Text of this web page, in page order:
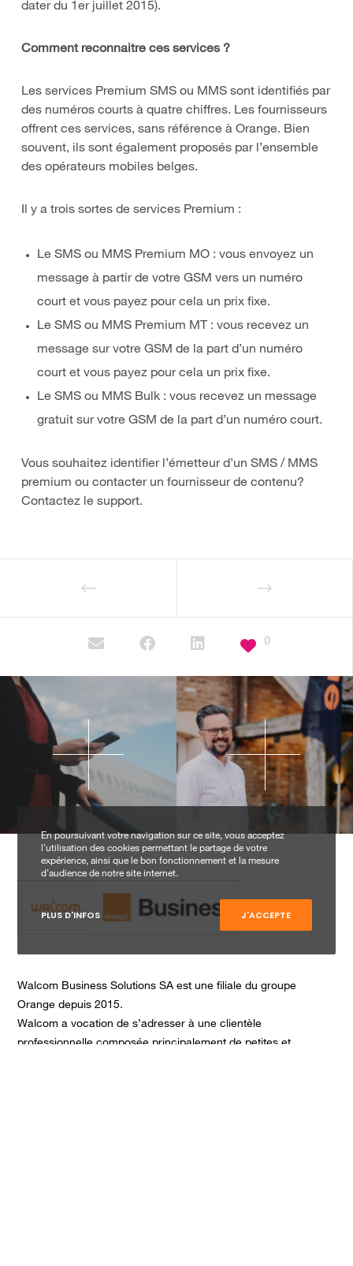
dater du 1er juillet 2015).
Comment reconnaitre ces services ?
Les services Premium SMS ou MMS sont identifiés par
des numéros courts à quatre chiffres. Les fournisseurs
offrent ces services, sans référence à Orange. Bien
souvent, ils sont également proposés par l’ensemble
des opérateurs mobiles belges.
Il y a trois sortes de services Premium :
Le SMS ou MMS Premium MO : vous envoyez un
message à partir de votre GSM vers un numéro
court et vous payez pour cela un prix fixe.
Le SMS ou MMS Premium MT : vous recevez un
message sur votre GSM de la part d’un numéro
court et vous payez pour cela un prix fixe.
Le SMS ou MMS Bulk : vous recevez un message
gratuit sur votre GSM de la part d’un numéro court.
Vous souhaitez identifier l’émetteur d’un SMS / MMS
premium ou contacter un fournisseur de contenu?
Contactez le support.
0
Walcom Business Solutions SA est une filiale du groupe
Orange depuis 2015.
Walcom a vocation de s’adresser à une clientèle
professionnelle composée principalement de petites et
En poursuivant votre navigation sur ce site, vous acceptez
l’utilisation des cookies permettant le partage de votre
expérience, ainsi que le bon fonctionnement et la mesure
d’audience de notre site internet.
PLUS D'INFOS J'ACCEPTE